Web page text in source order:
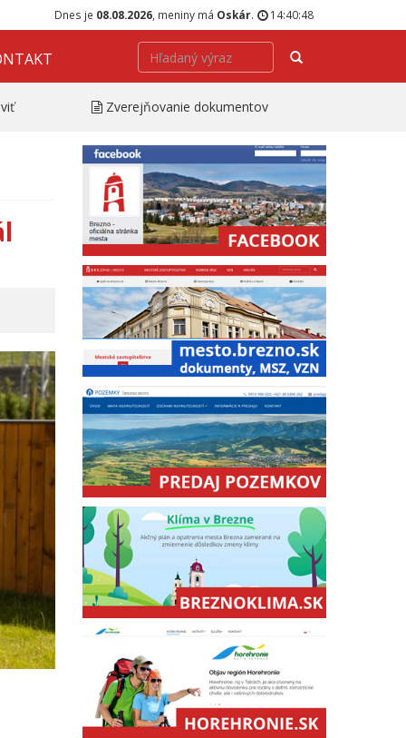
Dnes je 08.08.2026 , meniny má Oskár. 14:40:49
Hľadať
Zverejňovanie dokumentov